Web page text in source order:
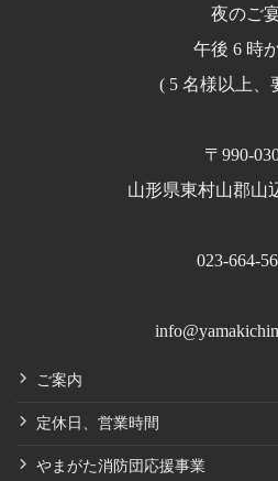
夜のご
午後 6 時
( 5 名様以上、
〒990-
山形県東村山郡山
023-664-
ご案内
定休日、営業時間
やまがた消防団応援事業